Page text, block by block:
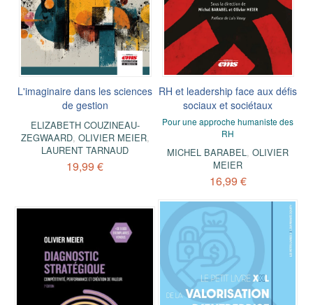
L'imaginaire dans les sciences
de gestion
ELIZABETH COUZINEAU-
ZEGWAARD, OLIVIER MEIER,
LAURENT TARNAUD
19,99 €
RH et leadership face aux défis
sociaux et sociétaux
Pour une approche humaniste des
RH
MICHEL BARABEL,OLIVIER
MEIER
16,99 €